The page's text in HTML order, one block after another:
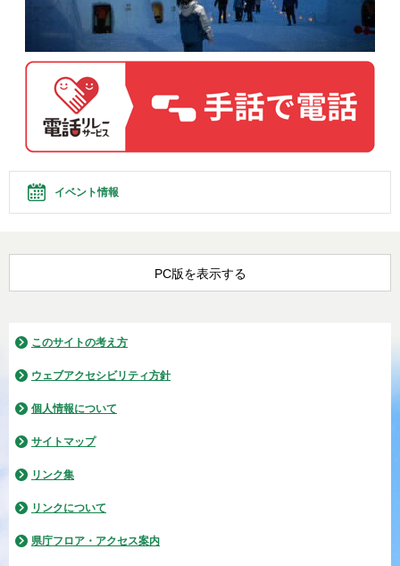
イベント情報
PC版を表示する
このサイトの考え方
ウェブアクセシビリティ方針
個人情報について
サイトマップ
リンク集
リンクについて
県庁フロア・アクセス案内